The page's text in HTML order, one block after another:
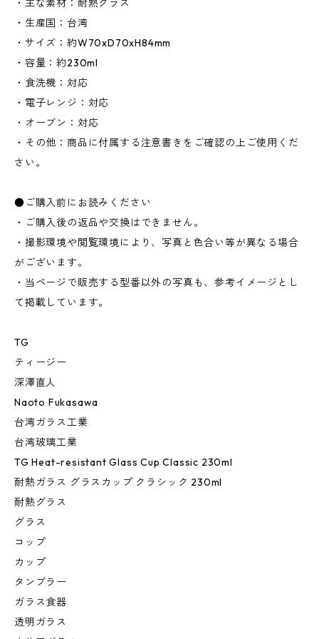
・主な素材：耐熱グラス
・生産国：台湾
・サイズ：約W70xD70xH84mm
・容量：約230ml
・食洗機：対応
・電子レンジ：対応
・オーブン：対応
・その他：商品に付属する注意書きをご確認の上ご使用くだ
さい。
●ご購入前にお読みください
・ご購入後の返品や交換はできません。
・撮影環境や閲覧環境により、写真と色合い等が異なる場合
がございます。
・当ページで販売する型番以外の写真も、参考イメージとし
て掲載しています。
TG
ティージー
深澤直人
Naoto Fukasawa
台湾ガラス工業
台湾玻璃工業
TG Heat-resistant Glass Cup Classic 230ml
耐熱ガラス グラスカップ クラシック 230ml
耐熱グラス
グラス
コップ
カップ
タンブラー
ガラス食器
透明ガラス